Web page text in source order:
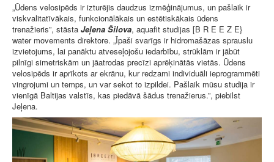
„Ūdens velosipēds ir izturējis daudzus izmēģinājumus, un pašlaik ir
viskvalitatīvākais, funkcionālākais un estētiskākais ūdens
trenažieris”, stāsta Jeļena Šilova, aquafit studijas [B R E E Z E}
water movements direktore. „Īpaši svarīgs ir hidromašāzas sprauslu
izvietojums, lai panāktu atveseļojošu iedarbību, strūklām ir jābūt
pilnīgi simetriskām un jāatrodas precīzi aprēķinātās vietās. Ūdens
velosipēds ir aprīkots ar ekrānu, kur redzami individuāli ieprogrammēti
vingrojumi un temps, un var sekot to izpildei. Pašlaik mūsu studija ir
vienīgā Baltijas valstīs, kas piedāvā šādus trenažierus.”, piebilst
Jeļena.